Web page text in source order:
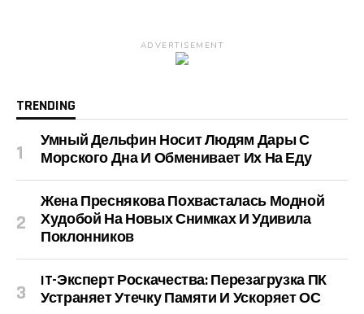
ADVERTISEMENT
TRENDING
Умный Дельфин Носит Людям Дары С
Морского Дна И Обменивает Их На Еду
Жена Преснякова Похвасталась Модной
Худобой На Новых Снимках И Удивила
Поклонников
IT-Эксперт Роскачества: Перезагрузка ПК
Устраняет Утечку Памяти И Ускоряет ОС